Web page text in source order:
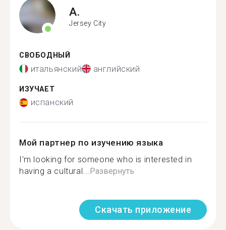
A.
Jersey City
СВОБОДНЫЙ
итальянский английский
ИЗУЧАЕТ
испанский
Мой партнер по изучению языка
I'm looking for someone who is interested in
having a cultural...Развернуть
Скачать приложение